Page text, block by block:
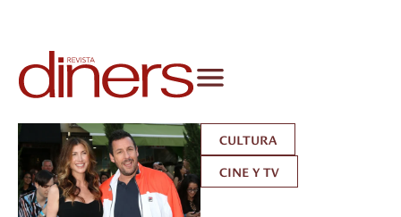
CULTURA
CINE Y TV